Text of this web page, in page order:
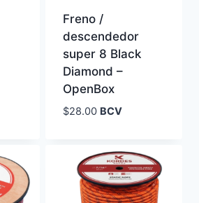
Freno /
descendedor
super 8 Black
Diamond –
OpenBox
$28.00 BCV